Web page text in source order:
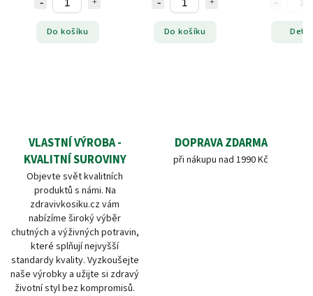
Do košíku Do košíku
VLASTNÍ VÝROBA -
KVALITNÍ SUROVINY
Objevte svět kvalitních
produktů s námi. Na
zdravivkosiku.cz vám
nabízíme široký výběr
chutných a výživných potravin,
které splňují nejvyšší
standardy kvality. Vyzkoušejte
naše výrobky a užijte si zdravý
životní styl bez kompromisů.
DOPRAVA ZDARMA
při nákupu nad 1990 Kč